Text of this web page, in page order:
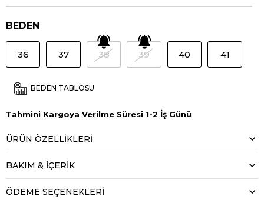
BEDEN
36 37 38 39 40 41
BEDEN TABLOSU
Tahmini Kargoya Verilme Süresi 1-2 İş Günü
ÜRÜN ÖZELLIKLERI
BAKIM & İÇERİK
ÖDEME SEÇENEKLERI